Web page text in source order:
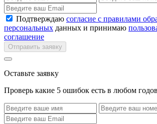
Подтверждаю согласие с правилами
персональных данных и принимаю
соглашение
Отправить заявку
Оставьте заявку
Проверь какие 5 ошибок есть в любом